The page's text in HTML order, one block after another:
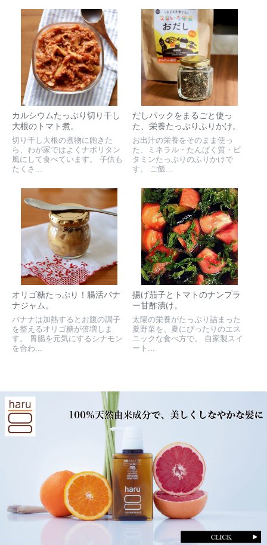
カルシウムたっぷり切り干し
大根のトマト煮。
切り干し大根の煮物に飽きた
ら、わが家ではよくナポリタン
風にして食べています。 子供も
たくさ...
だしパックをまるごと使っ
た、栄養たっぷりふりかけ。
お出汁の栄養をそのまま使っ
た、ミネラル・たんぱく質・ビ
タミンたっぷりのふりかけで
す。 ご飯...
オリゴ糖たっぷり！腸活バナ
ナジャム。
バナナは加熱するとお腹の調子
を整えるオリゴ糖が倍増しま
す。 胃腸を元気にするシナモン
を合わ...
揚げ茄子とトマトのナンプラ
ー甘酢漬け。
太陽の栄養がたっぷり詰まった
夏野菜を、夏にぴったりのエス
ニックな食べ方で。 自家製スイ
ート...